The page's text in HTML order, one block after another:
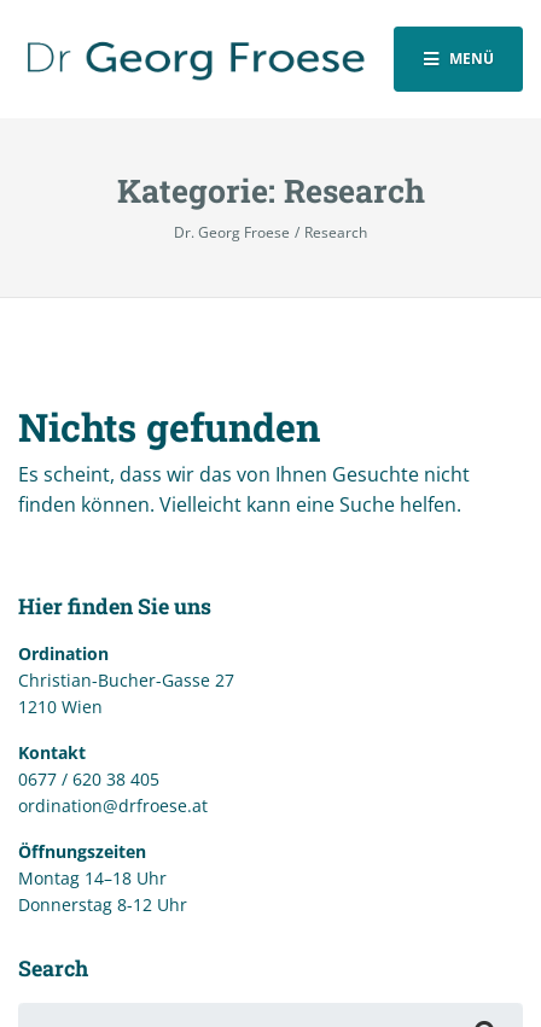
MENÜ
Kategorie: Research
Dr. Georg Froese Research
Nichts gefunden
Es scheint, dass wir das von Ihnen Gesuchte nicht
finden können. Vielleicht kann eine Suche helfen.
Hier finden Sie uns
Ordination
Christian-Bucher-Gasse 27
1210 Wien
Kontakt
0677 / 620 38 405
ordination@drfroese.at
Öffnungszeiten
Montag 14–18 Uhr
Donnerstag 8-12 Uhr
Search